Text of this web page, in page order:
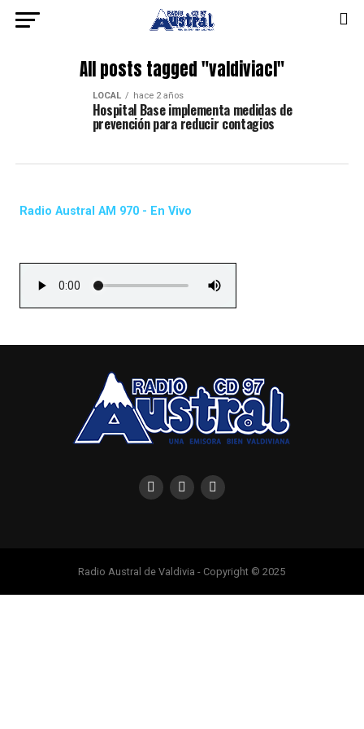
All posts tagged "valdiviacl"
LOCAL hace 2 años
Hospital Base implementa medidas de
prevención para reducir contagios
Radio Austral AM 970 - En Vivo
Radio Austral de Valdivia - Copyright © 2025